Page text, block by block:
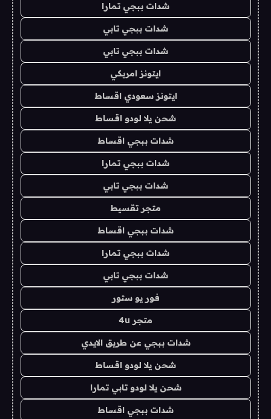
شدات ببجي تمارا
شدات ببجي تابي
شدات ببجي تابي
ايتونز امريكي
ايتونز سعودي اقساط
شحن يلا لودو اقساط
شدات ببجي اقساط
شدات ببجي تمارا
شدات ببجي تابي
متجر تقسيط
شدات ببجي اقساط
شدات ببجي تمارا
شدات ببجي تابي
فور يو ستور
متجر 4u
شدات ببجي عن طريق الايدي
شحن يلا لودو اقساط
شحن يلا لودو تابي تمارا
شدات ببجي اقساط